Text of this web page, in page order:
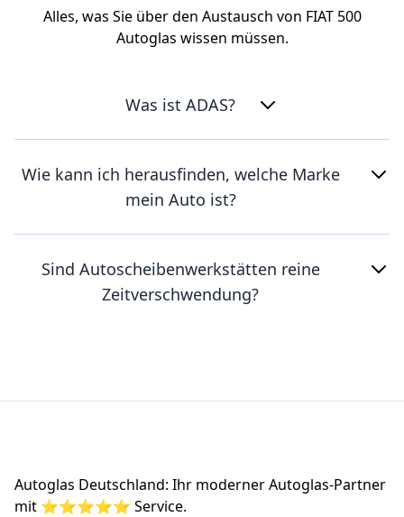
Alles, was Sie über den Austausch von FIAT 500
Autoglas wissen müssen.
Was ist ADAS?
Wie kann ich herausfinden, welche Marke
mein Auto ist?
Sind Autoscheibenwerkstätten reine
Zeitverschwendung?
Autoglas Deutschland: Ihr moderner Autoglas-Partner
mit ⭐⭐⭐⭐⭐ Service.